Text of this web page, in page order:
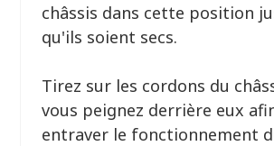
châssis dans cette position
qu'ils soient secs.
Tirez sur les cordons du
vous peignez derrière eux
entraver le fonctionnement